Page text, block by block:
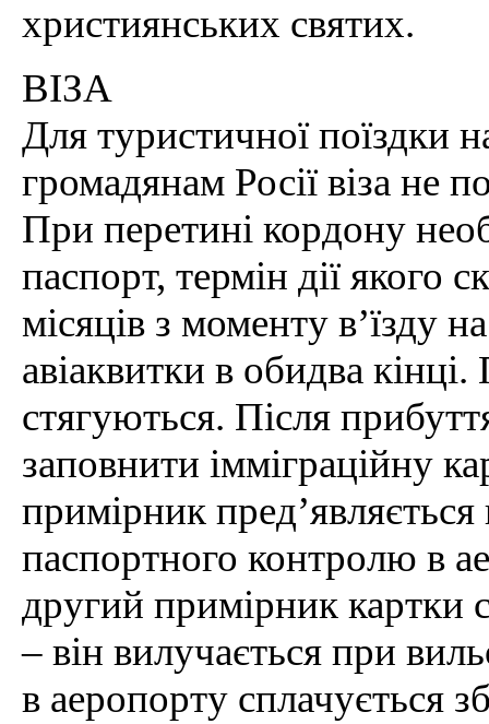
християнських святих.
ВІЗА
Для туристичної поїздки
громадянам Росії віза не
При перетині кордону
паспорт, термін дії якого
місяців з моменту в’їзду
авіаквитки в обидва
стягуються. Після
заповнити імміграційну
примірник
паспортного контролю в
другий примірник картки
– він вилучається при
в аеропорту сплачується